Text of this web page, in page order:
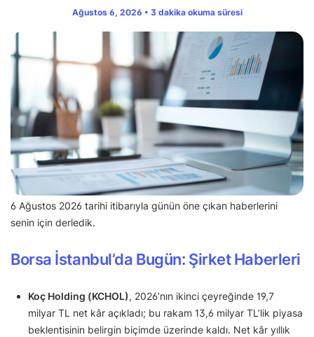
Ağustos 6, 2026 • 3 dakika okuma süresi
6 Ağustos 2026 tarihi itibarıyla günün öne çıkan haberlerini
senin için derledik.
Borsa İstanbul’da Bugün: Şirket Haberleri
Koç Holding (KCHOL), 2026’nın ikinci çeyreğinde 19,7
milyar TL net kâr açıkladı; bu rakam 13,6 milyar TL’lik piyasa
beklentisinin belirgin biçimde üzerinde kaldı. Net kâr yıllık